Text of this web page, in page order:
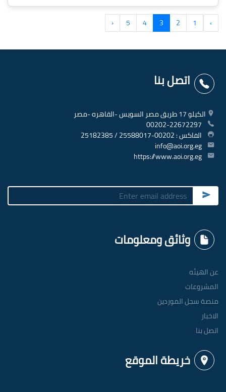
4
اتصل بنا
الكيلو 17 طريق مصر السويس -القاهره -مصر
00202-22672297
الفاكس : 00202-25588017 / 25182385
info@aoi.org.eg
https://www.aoi.org.eg
Submit
وثائق ومعلومات
عن الهيئه
المشروعات
منصة سجل الموردين
الاخبار
اتصل بنا
خريطة الموقع